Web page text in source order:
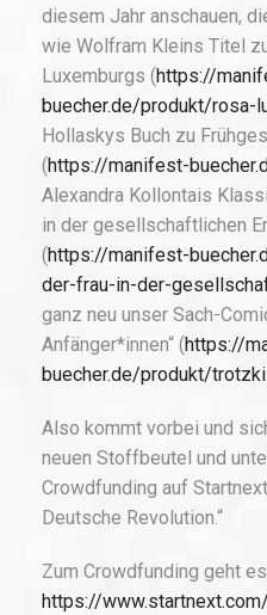
diesem Jahr anschauen,
wie Wolfram Kleins Titel
Luxemburgs (https://
buecher.de/produkt/rosa-
Hollaskys Buch zu
(https://manifest-
Alexandra Kollontais
in der gesellschaftlichen
(https://manifest-
der-frau-in-der-
ganz neu unser Sach-
Anfänger*innen“ (https://
buecher.de/produkt/
Also kommt vorbei und
neuen Stoffbeutel und
Crowdfunding auf
Deutsche Revolution.“
Zum Crowdfunding geht
https://